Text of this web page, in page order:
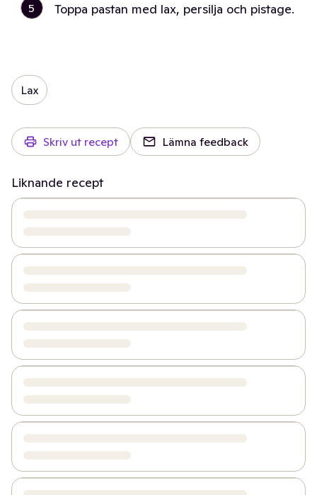
5 Toppa pastan med lax, persilja och pistage.
Lax
Skriv ut recept Lämna feedback
Liknande recept